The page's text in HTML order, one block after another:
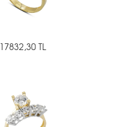
17832,30 TL